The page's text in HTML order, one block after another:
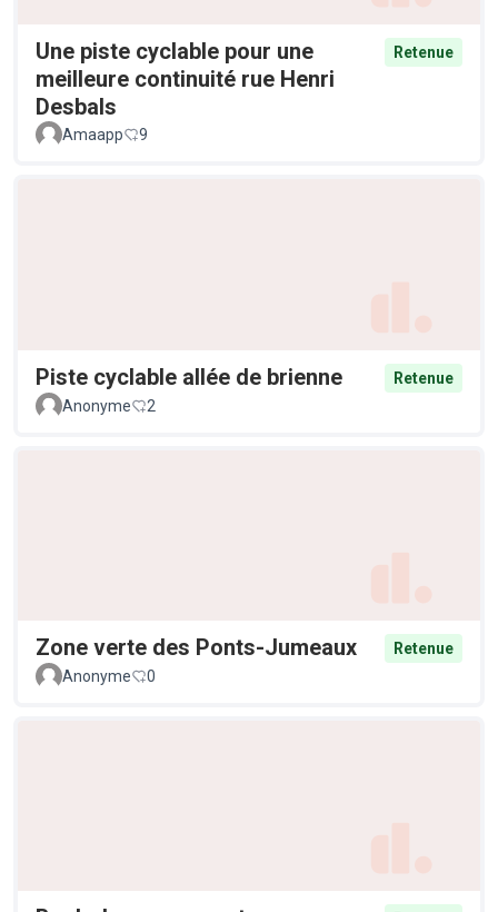
Une piste cyclable pour une
meilleure continuité rue Henri
Desbals
Retenue
Amaapp 9
Piste cyclable allée de brienne
Retenue
Anonyme
2
Zone verte des Ponts-Jumeaux
Retenue
Anonyme
0